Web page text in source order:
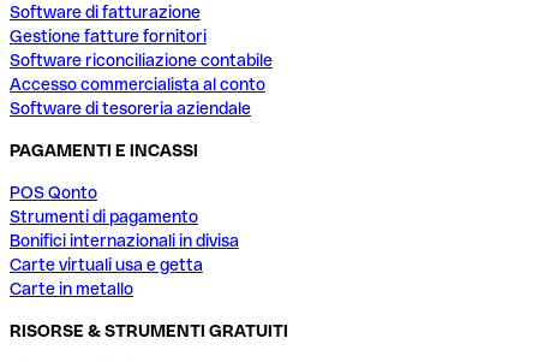
Software di fatturazione
Gestione fatture fornitori
Software riconciliazione contabile
Accesso commercialista al conto
Software di tesoreria aziendale
PAGAMENTI E INCASSI
POS Qonto
Strumenti di pagamento
Bonifici internazionali in divisa
Carte virtuali usa e getta
Carte in metallo
RISORSE & STRUMENTI GRATUITI